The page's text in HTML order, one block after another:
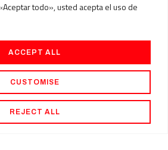
todo», usted acepta el uso de
CUSTOMISE
REJECT ALL
ACCEPT ALL